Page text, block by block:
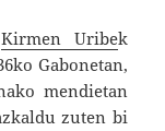
Kirmen Uribek
Gabonetan,
mendietan
zuten bi